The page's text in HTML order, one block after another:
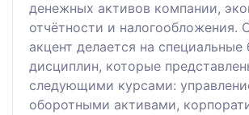
денежных активов компании,
отчётности и налогообложения.
акцент делается на специальные
дисциплин, которые
следующими курсами:
оборотными активами,